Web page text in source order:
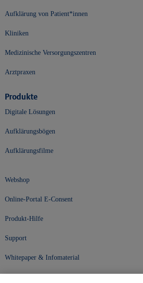
Aufklärung von Patient*innen
Kliniken
Medizinische Versorgungszentren
Arztpraxen
Produkte
Digitale Lösungen
Aufklärungsbögen
Aufklärungsfilme
Webshop
Online-Portal E-Consent
Produkt-Hilfe
Support
Whitepaper & Infomaterial